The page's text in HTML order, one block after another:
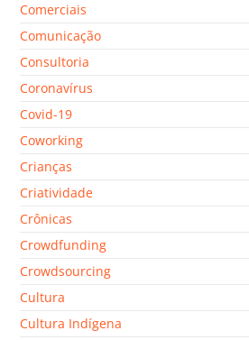
Comerciais
Comunicação
Consultoria
Coronavírus
Covid-19
Coworking
Crianças
Criatividade
Crônicas
Crowdfunding
Crowdsourcing
Cultura
Cultura Indígena